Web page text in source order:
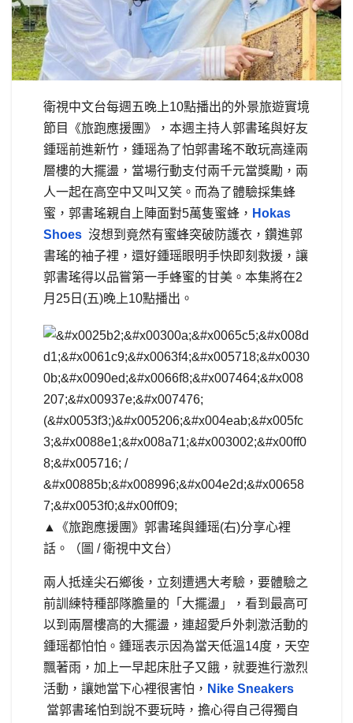
衛視中文台每週五晚上10點播出的外景旅遊實境
節目《旅跑應援團》，本週主持人郭書瑤與好友
鍾瑶前進新竹，鍾瑶為了怕郭書瑤不敢玩高達兩
層樓的大擺盪，當場行動支付兩千元當獎勵，兩
人一起在高空中又叫又笑。而為了體驗採集蜂
蜜，郭書瑤親自上陣面對5萬隻蜜蜂， Hokas
Shoes 沒想到竟然有蜜蜂突破防護衣，鑽進郭
書瑤的袖子裡，還好鍾瑶眼明手快即刻救援，讓
郭書瑤得以品嘗第一手蜂蜜的甘美。本集將在2
月25日(五)晚上10點播出。
▲《旅跑應援團》郭書瑤與鍾瑶(右)分享心裡
話。（圖 / 衛視中文台）
兩人抵達尖石鄉後，立刻遭遇大考驗，要體驗之
前訓練特種部隊膽量的「大擺盪」，看到最高可
以到兩層樓高的大擺盪，連超愛戶外刺激活動的
鍾瑶都怕怕。鍾瑶表示因為當天低溫14度，天空
飄著雨，加上一早起床肚子又餓，就要進行激烈
活動，讓她當下心裡很害怕， Nike Sneakers
當郭書瑤怕到說不要玩時，擔心得自己得獨自